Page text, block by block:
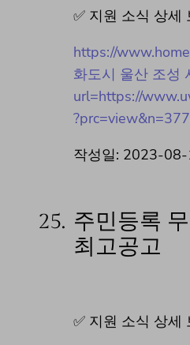
✅ 지원 소식 상세
https://
화도시 울산 조성
url=https://
작성일: 2023-
25. 주민등록
최고공고
✅ 지원 소식 상세